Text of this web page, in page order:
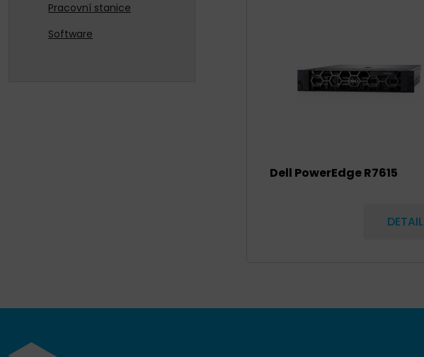
Pracovní stanice
Software
Dell PowerEdge R7615
DETAIL